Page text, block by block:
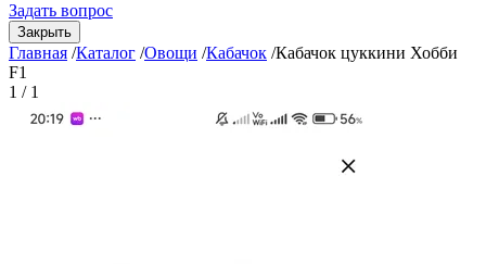
Задать вопрос
Закрыть
Главная /Каталог /Овощи /Кабачок /Кабачок цуккини Хобби
F1
1 / 1